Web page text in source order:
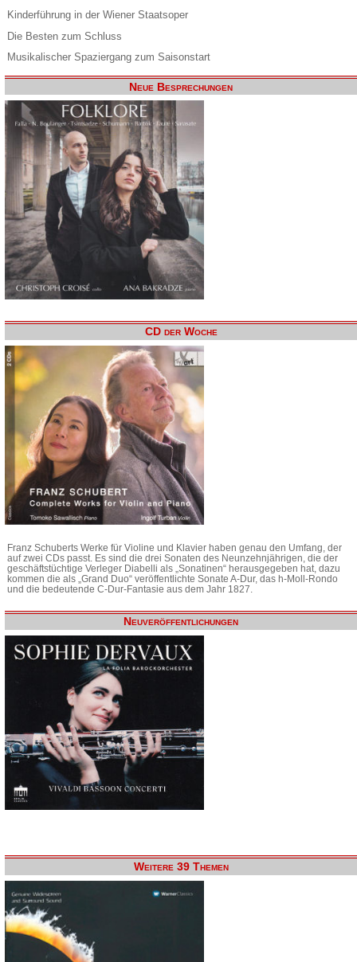
Kinderführung in der Wiener Staatsoper
Die Besten zum Schluss
Musikalischer Spaziergang zum Saisonstart
Neue Besprechungen
CD der Woche
Franz Schuberts Werke für Violine und Klavier haben genau den Umfang, der
auf zwei CDs passt. Es sind die drei Sonaten des Neunzehnjährigen, die der
geschäftstüchtige Verleger Diabelli als „Sonatinen“ herausgegeben hat, dazu
kommen die als „Grand Duo“ veröffentlichte Sonate A-Dur, das h-Moll-Rondo
und die bedeutende C-Dur-Fantasie aus dem Jahr 1827.
Neuveröffentlichungen
Weitere 39 Themen